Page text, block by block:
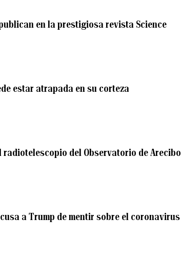
en la prestigiosa revista Science
estar atrapada en su corteza
del Observatorio de Arecibo
a Trump de mentir sobre el coronavirus